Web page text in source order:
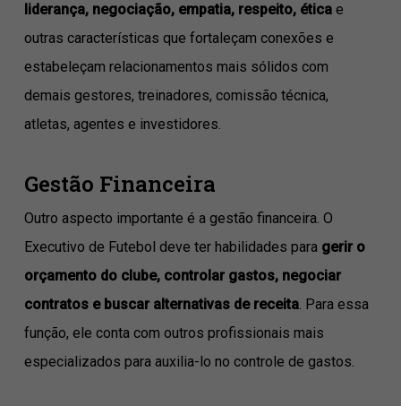
liderança, negociação, empatia, respeito, éticae
outras características que fortaleçam conexões e
estabeleçam relacionamentos mais sólidos com
demais gestores, treinadores, comissão técnica,
atletas, agentes e investidores.
Gestão Financeira
Outro aspecto importante é a gestão financeira. O
Executivo de Futebol deve ter habilidades para gerir o
orçamento do clube, controlar gastos, negociar
contratos e buscar alternativas de receita. Para essa
função, ele conta com outros profissionais mais
especializados para auxilia-lo no controle de gastos.